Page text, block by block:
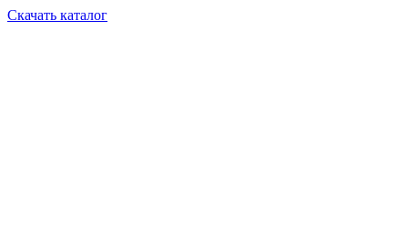
Скачать каталог